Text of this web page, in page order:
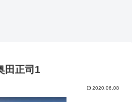
正司1
2020.06.08